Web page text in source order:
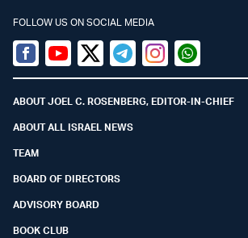
FOLLOW US ON SOCIAL MEDIA
Facebook
YoutubeTwitter (X)
TelegramInstagramWhatsapp
ABOUT JOEL C. ROSENBERG, EDITOR-IN-CHIEF
ABOUT ALL ISRAEL NEWS
TEAM
BOARD OF DIRECTORS
ADVISORY BOARD
BOOK CLUB